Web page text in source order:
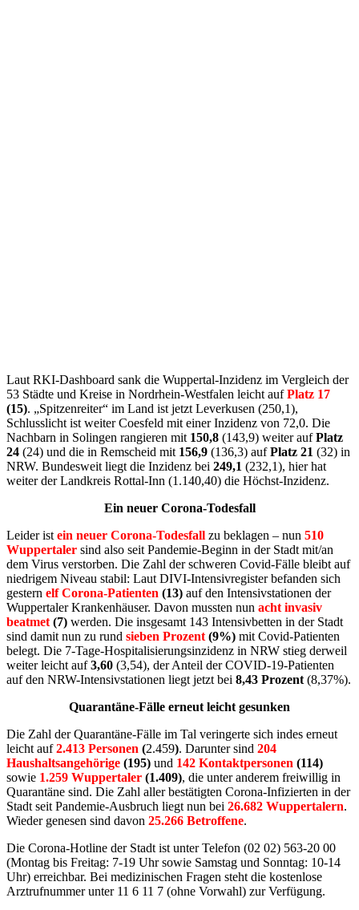
Laut RKI-Dashboard sank die Wuppertal-Inzidenz im Vergleich der
53 Städte und Kreise in Nordrhein-Westfalen leicht aufPlatz 17
(15). „Spitzenreiter“ im Land ist jetzt Leverkusen (250,1),
Schlusslicht ist weiter Coesfeld mit einer Inzidenz von 72,0. Die
Nachbarn in Solingen rangieren mit 150,8 (143,9) weiter aufPlatz
24 (24) und die in Remscheid mit 156,9 (136,3) aufPlatz 21 (32) in
NRW. Bundesweit liegt die Inzidenz bei 249,1 (232,1), hier hat
weiter der Landkreis Rottal-Inn (1.140,40) die Höchst-Inzidenz.
Ein neuer Corona-Todesfall
Leider ist ein neuer Corona-Todesfall zu beklagen – nun 510
Wuppertaler sind also seit Pandemie-Beginn in der Stadt mit/an
dem Virus verstorben. Die Zahl der schweren Covid-Fälle bleibt auf
niedrigem Niveau stabil: Laut DIVI-Intensivregister befanden sich
gestern elf Corona-Patienten (13) auf den Intensivstationen der
Wuppertaler Krankenhäuser. Davon mussten nun acht invasiv
beatmet (7) werden. Die insgesamt 143 Intensivbetten in der Stadt
sind damit nun zu rund sieben Prozent (9%) mit Covid-Patienten
belegt. Die 7-Tage-Hospitalisierungsinzidenz in NRW stieg derweil
weiter leicht auf3,60 (3,54), der Anteil der COVID-19-Patienten
auf den NRW-Intensivstationen liegt jetzt bei 8,43 Prozent (8,37%).
Quarantäne-Fälle erneut leicht gesunken
Die Zahl der Quarantäne-Fälle im Tal veringerte sich indes erneut
leicht auf2.413 Personen (2.459). Darunter sind 204
Haushaltsangehörige (195) und 142 Kontaktpersonen (114)
sowie 1.259 Wuppertaler (1.409), die unter anderem freiwillig in
Quarantäne sind. Die Zahl aller bestätigten Corona-Infizierten in der
Stadt seit Pandemie-Ausbruch liegt nun bei 26.682 Wuppertalern.
Wieder genesen sind davon 25.266 Betroffene.
Die Corona-Hotline der Stadt ist unter Telefon (02 02) 563-20 00
(Montag bis Freitag: 7-19 Uhr sowie Samstag und Sonntag: 10-14
Uhr) erreichbar. Bei medizinischen Fragen steht die kostenlose
Arztrufnummer unter 11 6 11 7 (ohne Vorwahl) zur Verfügung.